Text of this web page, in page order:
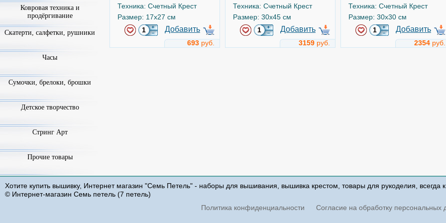
Техника: Счетный Крест
Размер: 17x27 см
Добавить
693 руб.
Техника: Счетный Крест
Размер: 30x45 см
Добавить
3159 руб.
Техника: Счетный Крест
Размер: 30x30 см
Добавить
2354 руб.
Техника: Счетный Крест
Размер: 27x40 см
Техника: Счетный Крест
Добавить
Техника: Счетный Крест
Добавить
Ковровая техника и
продёргивание
Скатерти, салфетки, рушники
Часы
Сумочки, брелоки, брошки
Детское творчество
Стринг Арт
Прочие товары
Хотите купить вышивку, Интернет магазин "Семь Петель" - наборы для вышивания, вышивка крестом, товары для рукоделия, всегда
© Интернет-магазин Семь петель (7 петель)
Политика конфиденциальности
Согласие на обработку персональных